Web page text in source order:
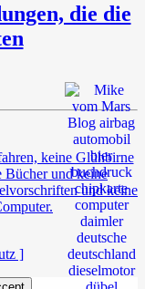
die die
keine Glühbirne
Bücher und keine
und keine
]